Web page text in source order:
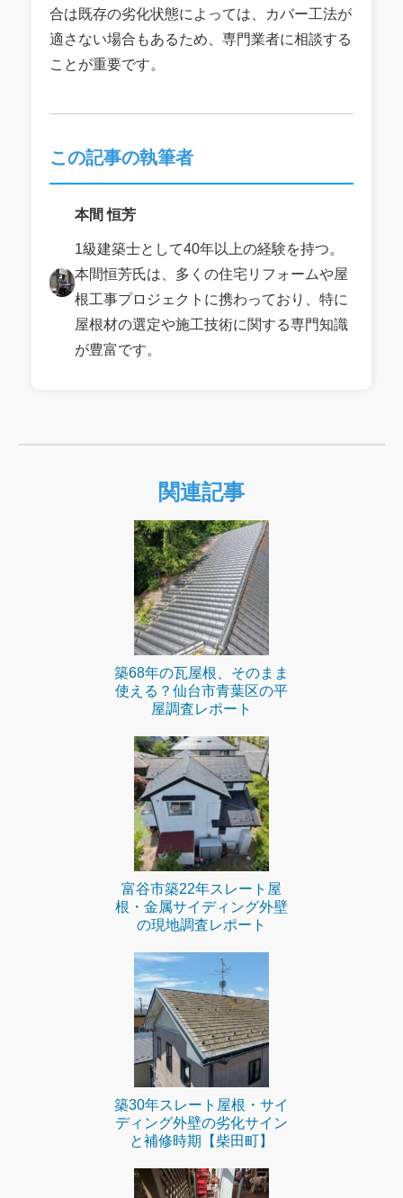
合は既存の劣化状態によっては、カバー工法が
適さない場合もあるため、専門業者に相談する
ことが重要です。
この記事の執筆者
本間 恒芳
1級建築士として40年以上の経験を持つ。
本間恒芳氏は、多くの住宅リフォームや屋
根工事プロジェクトに携わっており、特に
屋根材の選定や施工技術に関する専門知識
が豊富です。
関連記事
築68年の瓦屋根、そのまま
使える？仙台市青葉区の平
屋調査レポート
富谷市築22年スレート屋
根・金属サイディング外壁
の現地調査レポート
築30年スレート屋根・サイ
ディング外壁の劣化サイン
と補修時期【柴田町】